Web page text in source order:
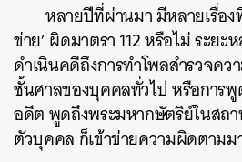
หลายปีที่ผ่านมา มีหลายเรื่อง
ข่าย’ ผิดมาตรา 112 หรือไม่ ระยะ
ดำเนินคดีถึงการทำโพลสำรวจคว
ชั้นศาลของบุคคลทั่วไป หรือการ
อดีต พูดถึงพระมหากษัตริย์ในสถา
ตัวบุคคล ก็เข้าข่ายความผิดตามม